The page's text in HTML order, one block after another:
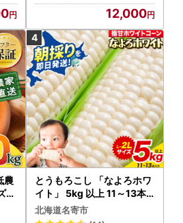
ました場合は、
要な書類等につきまして、ご案内を
12,000
農
2
とうもろこし 「なよろホワ
イト」 5kg 以上 11～13本
名寄 とうもろこし
北海道名寄市